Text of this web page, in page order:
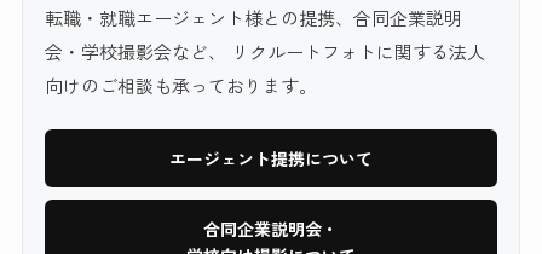
転職・就職エージェント様との提携、合同企業説明
会・学校撮影会など、 リクルートフォトに関する法人
向けのご相談も承っております。
エージェント提携について
合同企業説明会・